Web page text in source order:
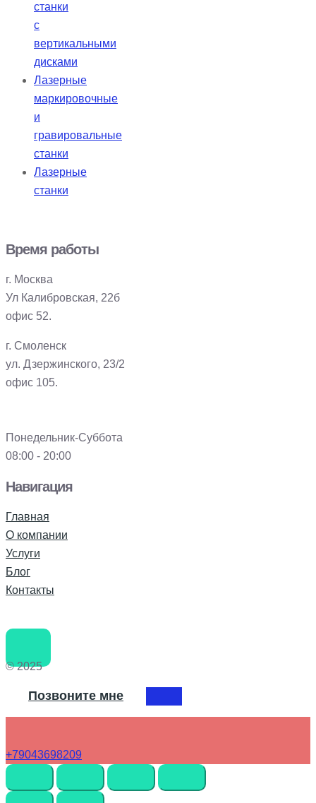
станки
с
вертикальными
дисками
Лазерные
маркировочные
и
гравировальные
станки
Лазерные
станки
Время работы
г. Москва
Ул Калибровская, 22б
офис 52.
г. Смоленск
ул. Дзержинского, 23/2
офис 105.
Понедельник-Суббота
08:00 - 20:00
Навигация
Главная
О компании
Услуги
Блог
Контакты
© 2025
Позвоните мне
+79043698209